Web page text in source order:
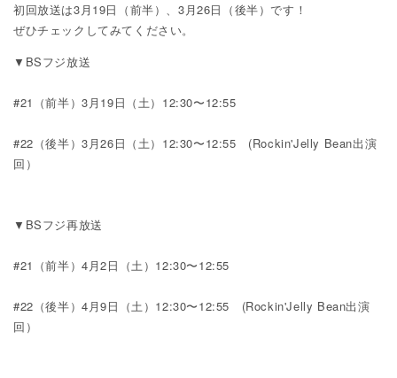
初回放送は3月19日（前半）、3月26日（後半）です！
ぜひチェックしてみてください。
▼BSフジ放送
#21（前半）3月19日（土）12:30〜12:55
#22（後半）3月26日（土）12:30〜12:55 (Rockin'Jelly Bean出演
回）
▼BSフジ再放送
#21（前半）4月2日（土）12:30〜12:55
#22（後半）4月9日（土）12:30〜12:55 (Rockin'Jelly Bean出演
回）